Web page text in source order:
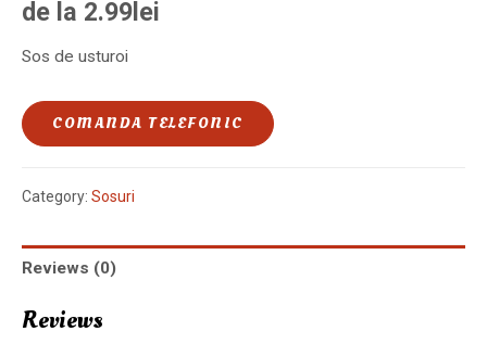
de la 2.99 lei
Sos de usturoi
COMANDA TELEFONIC
Category: Sosuri
Reviews (0)
Reviews